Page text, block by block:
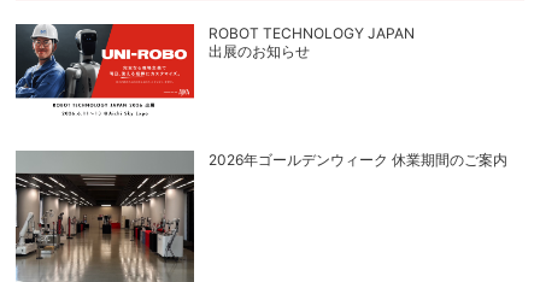
ROBOT TECHNOLOGY JAPAN
出展のお知らせ
2026年ゴールデンウィーク 休業期間のご案内